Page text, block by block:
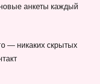
анкеты каждый
— никаких скрытых